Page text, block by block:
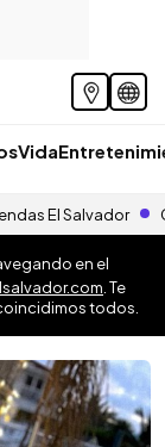
Vida
El Salvador
en el
. Te
todos.